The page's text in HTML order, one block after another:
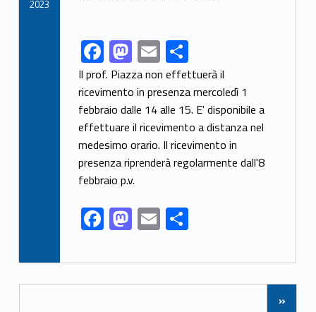
Link identifier share facebook archive #share-link-archive-17471F
ac
e
b
o
o
k
M
as
to
d
o
n
E
m
ai
l
S
h
ar
e
Il prof. Piazza non effettuerà il
ricevimento in presenza mercoledì 1
febbraio dalle 14 alle 15. E' disponibile a
effettuare il ricevimento a distanza nel
medesimo orario. Il ricevimento in
presenza riprenderà regolarmente dall'8
febbraio p.v.
F
ac
e
b
M
as
to
d
E
m
ai
l
S
h
ar
e
2023
Posts Navigation
»